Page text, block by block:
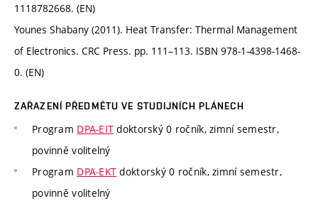
1118782668. (EN)
Younes Shabany (2011). Heat Transfer: Thermal Management
of Electronics. CRC Press. pp. 111–113. ISBN 978-1-4398-1468-
0. (EN)
ZAŘAZENÍ PŘEDMĚTU VE STUDIJNÍCH PLÁNECH
Program DPA-EIT doktorský 0 ročník, zimní semestr,
povinně volitelný
Program DPA-EKT doktorský 0 ročník, zimní semestr,
povinně volitelný